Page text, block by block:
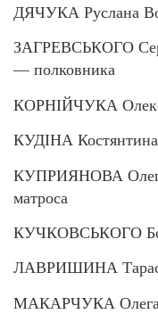
ДЯЧУКА Руслана
ЗАГРЕВСЬКОГО
— полковника
КОРНІЙЧУКА
КУДІНА
КУПРИЯНОВА
матроса
КУЧКОВСЬКОГО
ЛАВРИШИНА
МАКАРЧУКА Олега